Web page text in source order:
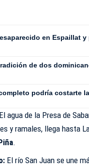
en Espaillat
de dos
podría costarte
agua de la Presa de
y ramales, llega hasta
.
El río San Juan se une